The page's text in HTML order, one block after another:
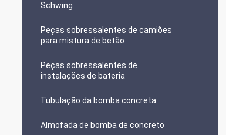
Schwing
Peças sobressalentes de camiões
para mistura de betão
Peças sobressalentes de
instalações de bateria
Tubulação da bomba concreta
Almofada de bomba de concreto